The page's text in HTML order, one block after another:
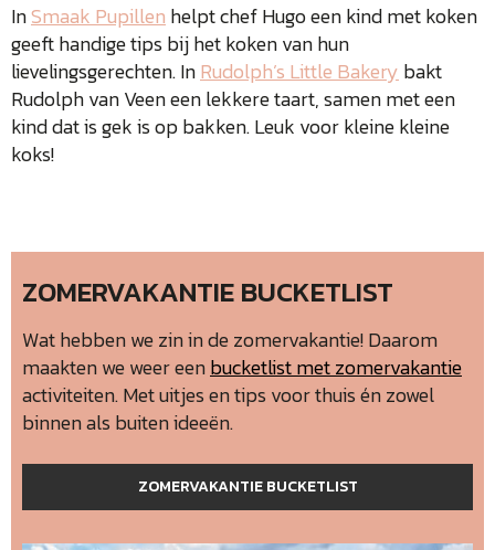
InSmaak Pupillen helpt chef Hugo een kind met koken
geeft handige tips bij het koken van hun
lievelingsgerechten. InRudolph’s Little Bakery bakt
Rudolph van Veen een lekkere taart, samen met een
kind dat is gek is op bakken. Leuk voor kleine kleine
koks!
ZOMERVAKANTIE BUCKETLIST
Wat hebben we zin in de zomervakantie! Daarom
maakten we weer eenbucketlist met zomervakantie
activiteiten. Met uitjes en tips voor thuis én zowel
binnen als buiten ideeën.
ZOMERVAKANTIE BUCKETLIST